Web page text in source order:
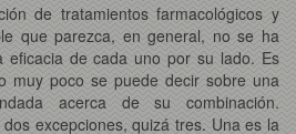
de tratamientos farmacológicos y
que parezca, en general, no se ha
eficacia de cada uno por su lado. Es
muy poco se puede decir sobre una
acerca de su combinación.
excepciones, quizá tres. Una es la